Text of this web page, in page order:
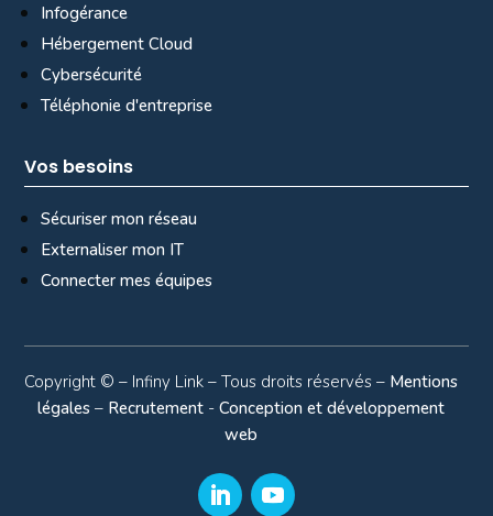
Infogérance
Hébergement Cloud
Cybersécurité
Téléphonie d'entreprise
Vos besoins
Sécuriser mon réseau
Externaliser mon IT
Connecter mes équipes
Copyright © – Infiny Link – Tous droits réservés – Mentions
légales– Recrutement- Conception et développement
web